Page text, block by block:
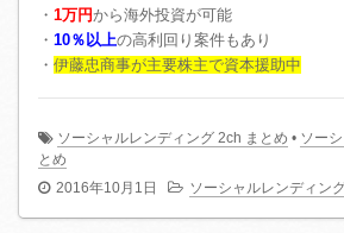
・ 1万円から海外投資が可能
・ 10％以上の高利回り案件もあり
・ 伊藤忠商事が主要株主で資本援助中
ソーシャルレンディング 2ch まとめ • ソー
とめ
2016年10月1日
ソーシャルレンディン